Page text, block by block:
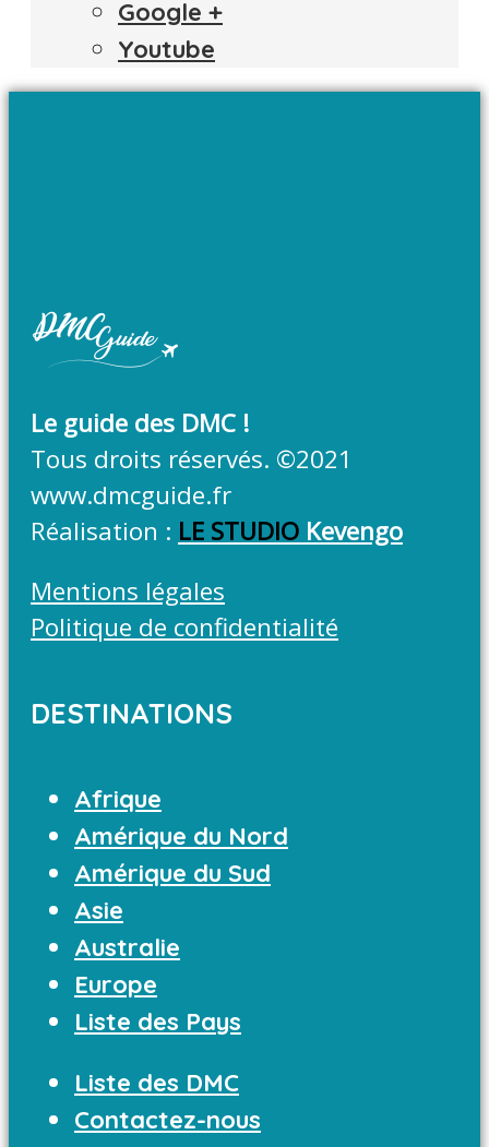
Google +
Youtube
Le guide des DMC !
Tous droits réservés. ©2021
www.dmcguide.fr
Réalisation : LE STUDIO Kevengo
Mentions légales
Politique de confidentialité
DESTINATIONS
Afrique
Amérique du Nord
Amérique du Sud
Asie
Australie
Europe
Liste des Pays
Liste des DMC
Contactez-nous